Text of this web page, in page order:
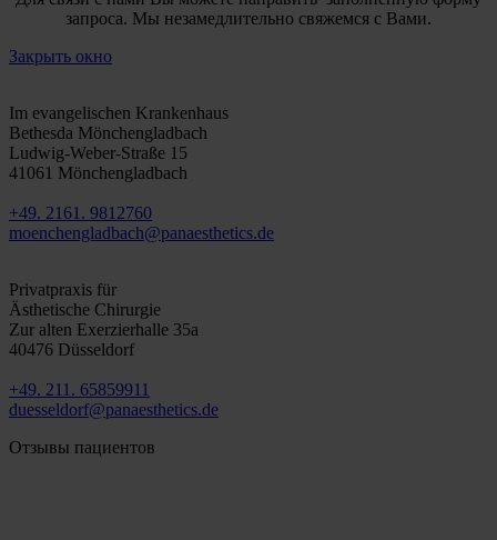
запроса. Мы незамедлительно свяжемся с Вами.
Закрыть окно
Im evangelischen Krankenhaus
Bethesda Mönchengladbach
Ludwig-Weber-Straße 15
41061 Mönchengladbach
+49. 2161. 9812760
moenchengladbach@panaesthetics.de
Privatpraxis für
Ästhetische Chirurgie
Zur alten Exerzierhalle 35a
40476 Düsseldorf
+49. 211. 65859911
duesseldorf@panaesthetics.de
Отзывы пациентов